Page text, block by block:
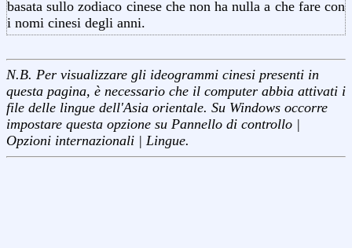
basata sullo zodiaco cinese che non ha nulla a che fare con
i nomi cinesi degli anni.
N.B. Per visualizzare gli ideogrammi cinesi presenti in
questa pagina, è necessario che il computer abbia attivati i
file delle lingue dell'Asia orientale. Su Windows occorre
impostare questa opzione su Pannello di controllo |
Opzioni internazionali | Lingue.